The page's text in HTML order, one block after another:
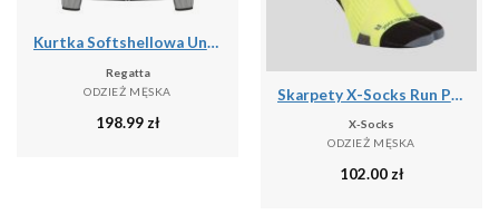
Kurtka Softshellowa Unisex Dla Dorosłych 2 Warstwy
Regatta
ODZIEŻ MĘSKA
198.99 zł
Skarpety X-Socks Run Perform Ankle
X-Socks
ODZIEŻ MĘSKA
102.00zł